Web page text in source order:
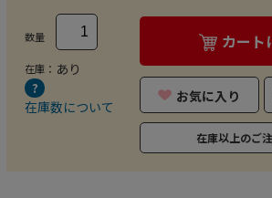
数量
在庫： あり
在庫数について
カート
お気に入り
在庫以上のご